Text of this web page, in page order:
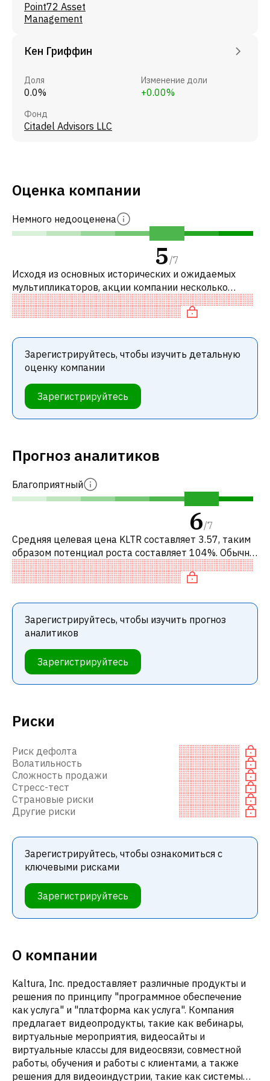
Point72 Asset
Management
Кен Гриффин
Доля
0.0%
Изменение доли
+0.00%
Фонд
Citadel Advisors LLC
Риски
Риск дефолта
Волатильность
Сложность продажи
Стресс-тест
Страновые риски
Другие риски
Зарегистрируйтесь, чтобы ознакомиться с
ключевыми рисками
Зарегистрируйтесь
О компании
Kaltura, Inc. предоставляет различные продукты и
решения по принципу "программное обеспечение
как услуга" и "платформа как услуга". Компания
предлагает видеопродукты, такие как вебинары,
виртуальные мероприятия, видеосайты и
виртуальные классы для видеосвязи, совместной
работы, обучения и работы с клиентами, а также
решения для видеоиндустрии, такие как системы
Оценка компании
Немного недооценена
5 /7
Исходя из основных исторических и ожидаемых
мультипликаторов, акции компании несколько
недооценены по сравнению с аналогичными
компаниями. В частности, акция недооценена
Зарегистрируйтесь, чтобы изучить детальную
оценку компании
Зарегистрируйтесь
Прогноз аналитиков
Благоприятный
6/7
Средняя целевая цена KLTR составляет 3.57, таким
образом потенциал роста составляет 104%. Обычно
это означает рекомендацию «ПОКУПАТЬ» среди
инвестиционных компаний или ре
Зарегистрируйтесь, чтобы изучить прогноз
аналитиков
Зарегистрируйтесь